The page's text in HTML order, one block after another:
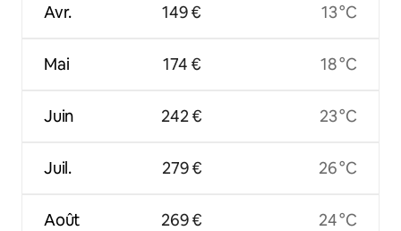
Avr.
Mai
Juin
Juil.
Août
149 €
174 €
242 €
279 €
269 €
13 °C
18 °C
23 °C
26 °C
24 °C